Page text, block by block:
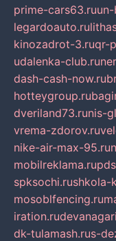
prime-cars63.ru
legardoauto.ru
kinozadrot-3.ruqr-
udalenka-club.ru
dash-cash-now.ru
hotteygroup.ru
dveriland73.runis-
vrema-zdorov.ru
nike-air-max-95.ru
mobilreklama.ru
spksochi.rushkola-
mosoblfencing.ru
iration.ru
dk-tulamash.rus-